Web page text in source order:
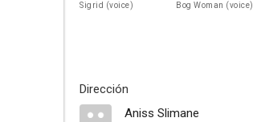
Sigrid (voice) Bog Woman (voice)
Dirección
Aniss Slimane